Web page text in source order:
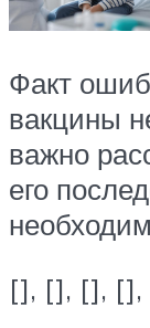
Факт
вакцины
важно
его
[], [], [], [],